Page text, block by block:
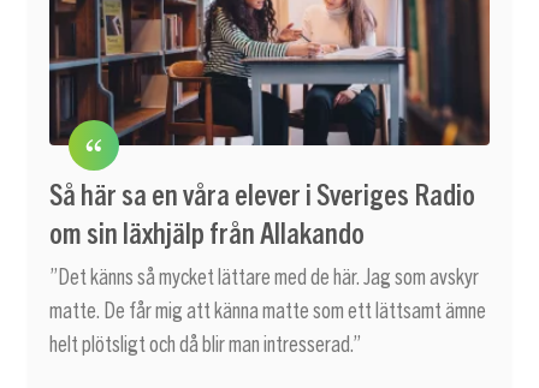
Så här sa en våra elever i Sveriges Radio
om sin läxhjälp från Allakando
”Det känns så mycket lättare med de här. Jag som avskyr
matte. De får mig att känna matte som ett lättsamt ämne
helt plötsligt och då blir man intresserad.”